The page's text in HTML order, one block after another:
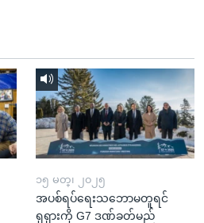
၁၅ မတ္၊ ၂၀၂၅
အပစ်ရပ်ရေးသဘောမတူရင်
ရုရှားကို G7 ဒဏ်ခတ်မည်